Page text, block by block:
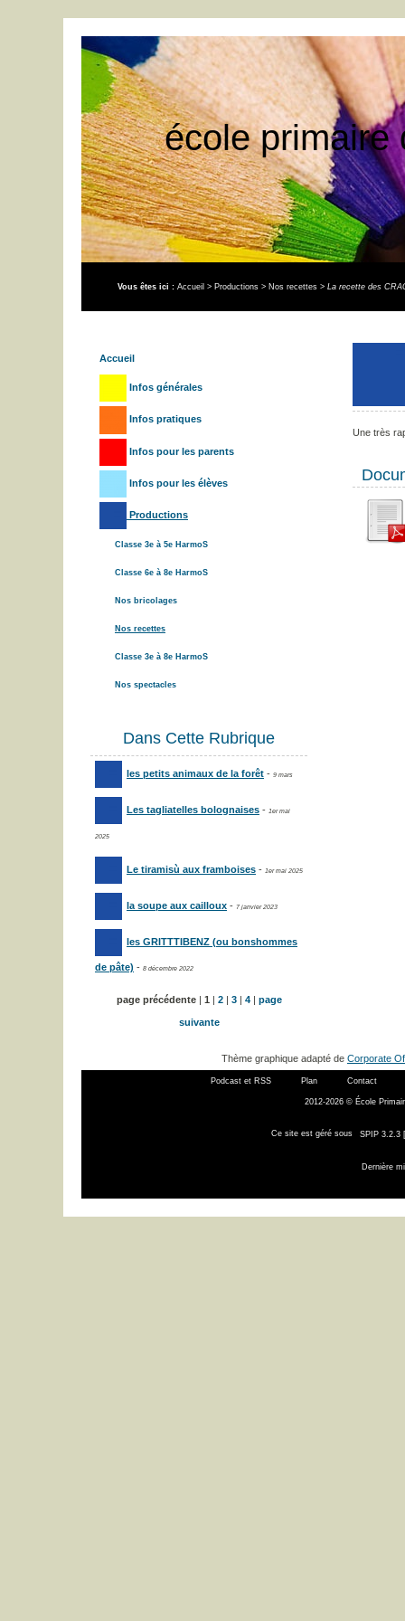
école primaire
Vous êtes ici : Accueil > Productions > Nos recettes > La recette des
Accueil
Infos générales
Infos pratiques
Infos pour les parents
Infos pour les élèves
Productions
Classe 3e à 5e HarmoS
Classe 6e à 8e HarmoS
Nos bricolages
Nos recettes
Classe 3e à 8e HarmoS
Nos spectacles
Dans Cette Rubrique
les petits animaux de la forêt - 9 mars
Les tagliatelles bolognaises - 1er mai
2025
Le tiramisù aux framboises - 1er mai 2025
la soupe aux cailloux - 7 janvier 2023
les GRITTTIBENZ (ou bonshommes
de pâte) - 8 décembre 2022
page précédente| 1 | 2| 3| 4| page
suivante
Une très
Thème graphique adapté de Corporate
Podcast et RSS Plan Contact
2012-2026 © École
Ce site est géré sous SPIP 3.2.3
Dernière